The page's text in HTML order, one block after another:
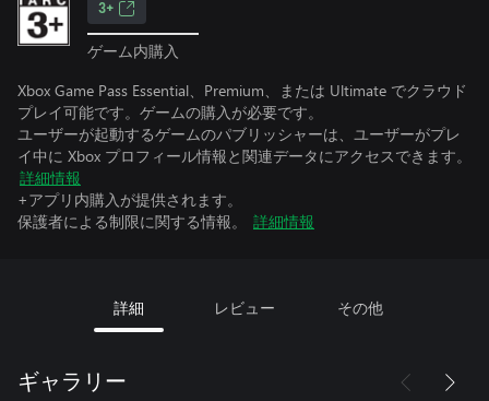
3+
ゲーム内購入
Xbox Game Pass Essential、Premium、または Ultimate でクラウド
プレイ可能です。ゲームの購入が必要です。
ユーザーが起動するゲームのパブリッシャーは、ユーザーがプレ
イ中に Xbox プロフィール情報と関連データにアクセスできます。
詳細情報
+アプリ内購入が提供されます。
保護者による制限に関する情報。
詳細情報
詳細 レビュー その他
ギャラリー